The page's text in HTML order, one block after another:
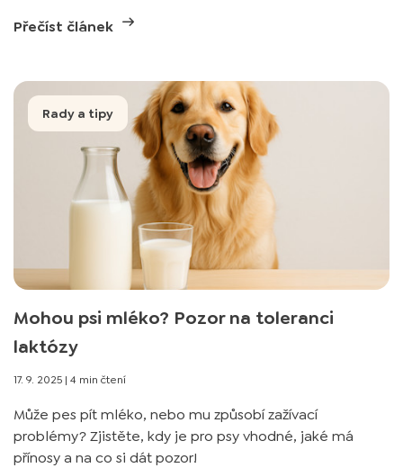
Přečíst článek
Rady a tipy
Mohou psi mléko? Pozor na toleranci
laktózy
17. 9. 2025 | 4 min čtení
Může pes pít mléko, nebo mu způsobí zažívací
problémy? Zjistěte, kdy je pro psy vhodné, jaké má
přínosy a na co si dát pozor!